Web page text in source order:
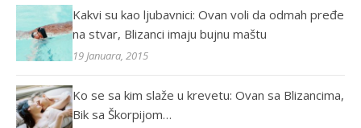
Kakvi su kao ljubavnici: Ovan voli da odmah pređe
na stvar, Blizanci imaju bujnu maštu
19 Januara, 2015
Ko se sa kim slaže u krevetu: Ovan sa Blizancima,
Bik sa Škorpijom…